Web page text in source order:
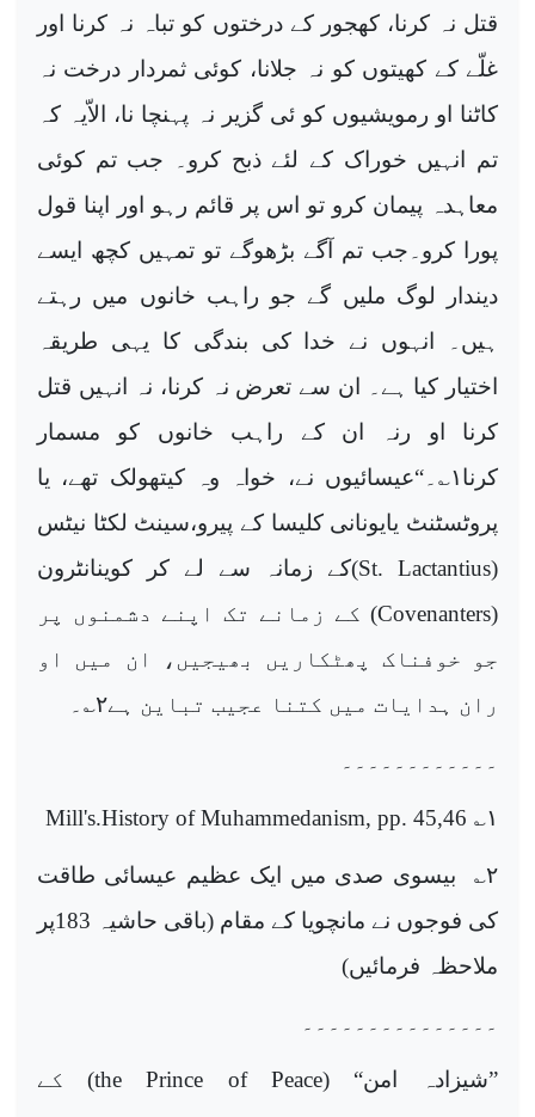
قتل نہ کرنا، کھجور کے درختوں کو تباہ نہ کرنا اور
غلّے کے کھیتوں کو نہ جلانا، کوئی ثمردار درخت نہ
کاٹنا او رمویشیوں کو ئی گزیر نہ پہنچا نا، الاّیہ کہ
تم انہیں خوراک کے لئے ذبح کرو۔ جب تم کوئی
معاہدہ پیمان کرو تو اس پر قائم رہو اور اپنا قول
پورا کرو۔جب تم آگے بڑھوگے تو تمہیں کچھ ایسے
دیندار لوگ ملیں گے جو راہب خانوں میں رہتے
ہیں۔ انہوں نے خدا کی بندگی کا یہی طریقہ
اختیار کیا ہے۔ ان سے تعرض نہ کرنا، نہ انہیں قتل
کرنا او رنہ ان کے راہب خانوں کو مسمار
کرنا۱؎۔“عیسائیوں نے، خواہ وہ کیتھولک تھے، یا
پروٹسٹنٹ یایونانی کلیسا کے پیرو،سینٹ لکٹا نیٹس
(
St. Lactantius)کے زمانہ سے لے کر کوینانٹرون
(
Covenanters) کے زمانے تک اپنے دشمنوں پر
جو خوفناک پھٹکاریں بھیجیں، ان میں او
ران ہدایات میں کتنا عجیب تباین ہے۲؎۔
۔۔۔۔۔۔۔۔۔۔۔۔
۱؎ Mill's.History of Muhammedanism, pp. 45,46
۲؎ بیسوی صدی میں ایک عظیم عیسائی طاقت
کی فوجوں نے مانچویا کے مقام (باقی حاشیہ 183پر
ملاحظہ فرمائیں)
۔۔۔۔۔۔۔۔۔۔۔۔۔۔۔
”شیزادہ امن“ (the Prince of Peace) کے